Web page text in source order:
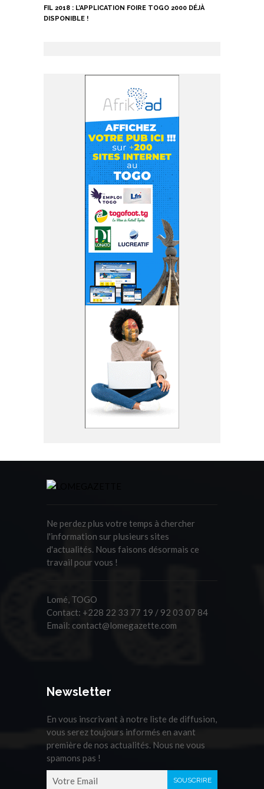
FIL 2018 : L’APPLICATION FOIRE TOGO 2000 DÉJÀ
DISPONIBLE !
Ne perdez plus votre temps à chercher
l'information sur plusieurs sites
d'actualités. Nous faisons désormais ce
travail pour vous !
Lomé, TOGO
Contact: +228 22 33 77 19 / 92 03 07 84
Email: contact@lomegazette.com
Newsletter
En vous inscrivant à notre liste de diffusion,
vous serez toujours informés en avant
première de nos actualités. Nous ne vous
spamons pas !